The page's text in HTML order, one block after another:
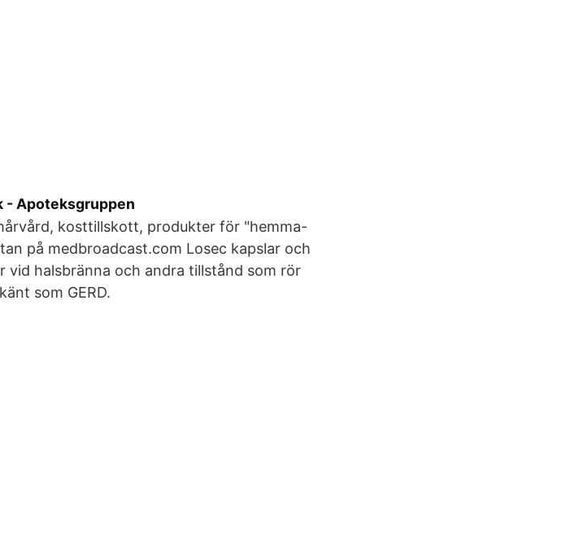
- Apoteksgruppen
kosttillskott, produkter för "hemma-
på medbroadcast.com Losec kapslar och
vid halsbränna och andra tillstånd som rör
som GERD.